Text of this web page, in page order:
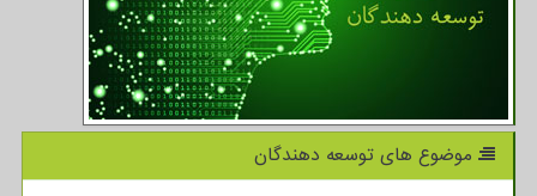
موضوع های توسعه دهندگان